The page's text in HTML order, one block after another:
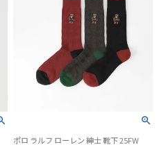
ポロ ラルフ ローレン 紳士 靴下 25FW